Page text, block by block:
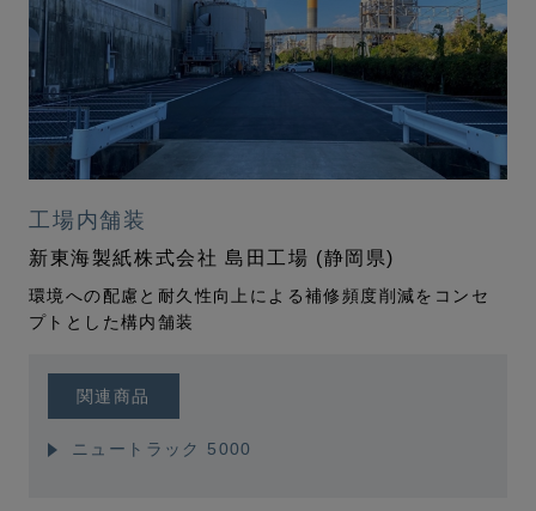
工場内舗装
新東海製紙株式会社 島田工場 (静岡県)
環境への配慮と耐久性向上による補修頻度削減をコンセ
プトとした構内舗装
関連商品
ニュートラック 5000